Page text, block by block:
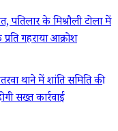
के मिश्रौली टोला में
गहराया आक्रोश
थाने में शांति समिति की
सख्त कार्रवाई